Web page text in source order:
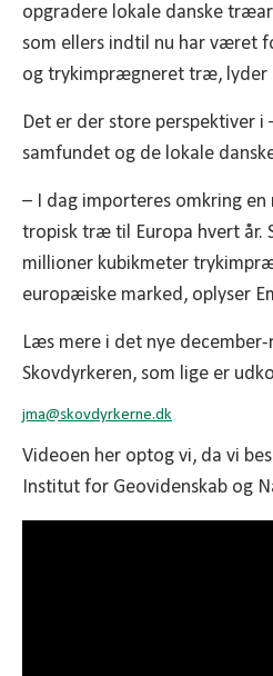
opgradere lokale danske
som ellers indtil nu har været
og trykimprægneret træ, lyder
Det er der store perspektiver i
samfundet og de lokale
– I dag importeres omkring
tropisk træ til Europa hvert år.
millioner kubikmeter
europæiske marked, oplyser
Læs mere i det nye
Skovdyrkeren, som lige er
jma@skovdyrkerne.dk
Videoen her optog vi, da vi
Institut for Geovidenskab og